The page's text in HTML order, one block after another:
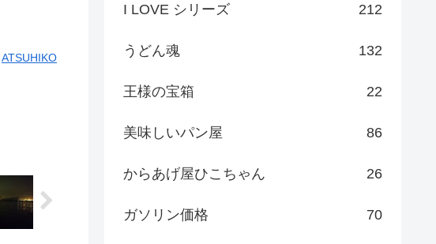
ATSUHIKO
I LOVE シリーズ 212
うどん魂 132
王様の宝箱 22
美味しいパン屋 86
からあげ屋ひこちゃん 26
ガソリン価格 70